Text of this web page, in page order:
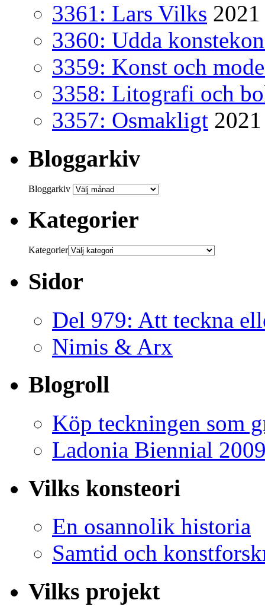
3361: Lars Vilks
3360: Udda
3359: Konst och
3358: Litografi och
3357: Osmakligt
Bloggarkiv
Bloggarkiv
Kategorier
Kategorier
Sidor
Del 979: Att teckna
Nimis & Arx
Blogroll
Köp teckningen som
Ladonia Biennial
Vilks konsteori
En osannolik historia
Samtid och
Vilks projekt